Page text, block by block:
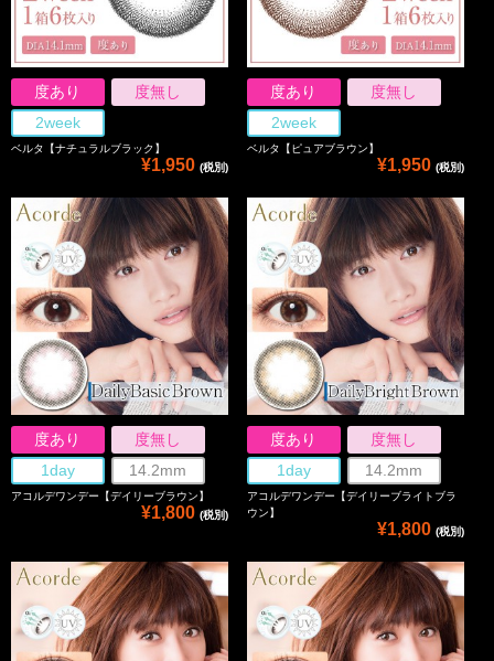
度あり
度無し
2week
ベルタ【ナチュラルブラック】
¥1,950 (税別)
度あり
度無し
2week
ベルタ【ピュアブラウン】
¥1,950 (税別)
度あり
度無し
1day
14.2mm
アコルデワンデー【デイリーブラウン】
¥1,800 (税別)
度あり
度無し
1day
14.2mm
アコルデワンデー【デイリーブライトブラ
ウン】
¥1,800 (税別)